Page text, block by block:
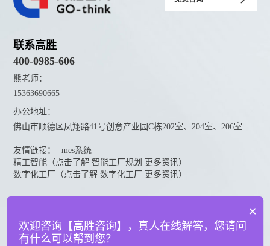
联系高胜
400-0985-606
熊老师：
15363690665
办公地址：
佛山市顺德区凤翔路41号创意产业园C栋202室、204室、206室
友情链接：
mes系统
精工智能（点击了解 智能工厂规划 更多资讯）
数字化工厂（点击了解 数字化工厂 更多资讯）
×
欢迎咨询【高胜咨询】，真人在线解答，您请问
有什么可以帮到您？